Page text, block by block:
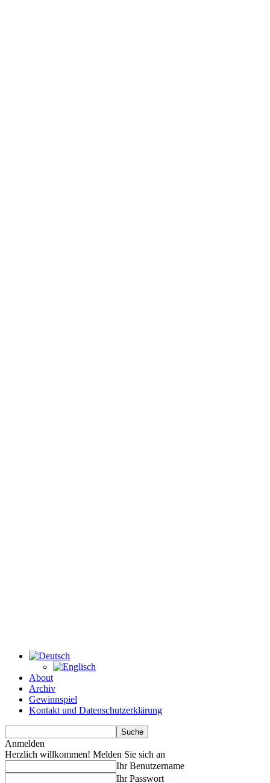
About
Archiv
Gewinnspiel
Kontakt und Datenschutzerklärung
Anmelden
Herzlich willkommen! Melden Sie sich an
Ihr Benutzername
Ihr Passwort